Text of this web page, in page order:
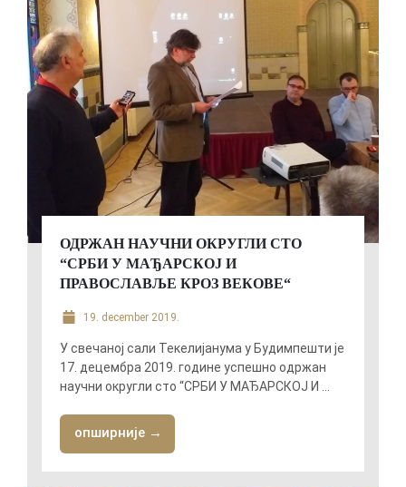
ОДРЖАН НАУЧНИ ОКРУГЛИ СТО
“СРБИ У МАЂАРСКОЈ И
ПРАВОСЛАВЉЕ КРОЗ ВЕКОВЕ“
19. december 2019.
У свечаној сали Текелијанума у Будимпешти је
17. децембра 2019. године успешно одржан
научни округли сто “СРБИ У МАЂАРСКОЈ И ...
опширније →